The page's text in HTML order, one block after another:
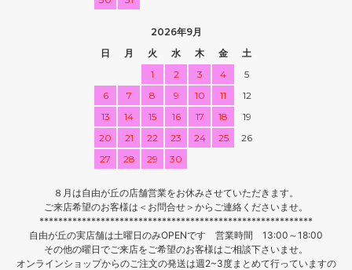
2026年9月
日
月 火 水 木 金
土
1
2 3 4
5
6
7 8 9 10 11
12
13
14 15 16 17 18
19
20
21 22 23 24 25
26
27
28 29 30
８月は自由が丘の店舗営業をお休みさせていただきます。
ご来店希望のお客様は＜お問合せ＞からご連絡くださいませ。
**********************************************************
自由が丘の実店舗は土曜日のみOPENです 営業時間 13:00～18:00
その他の曜日でご来店をご希望のお客様はご相談下さいませ。
オンラインショップからのご注文の発送は週2~3度まとめて行っていますの